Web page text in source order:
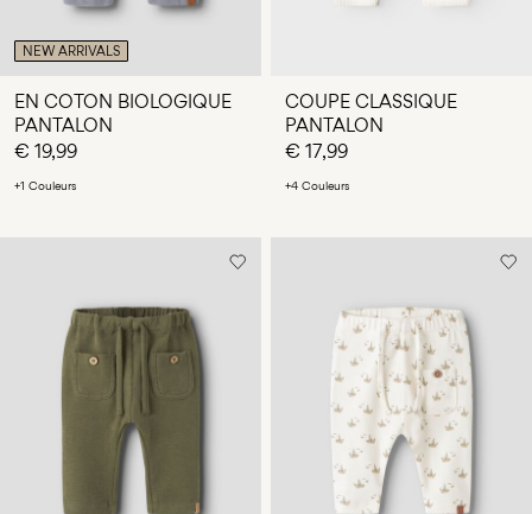
NEW ARRIVALS
EN COTON BIOLOGIQUE
PANTALON
€ 19,99
+1 Couleurs
COUPE CLASSIQUE
PANTALON
€ 17,99
+4 Couleurs